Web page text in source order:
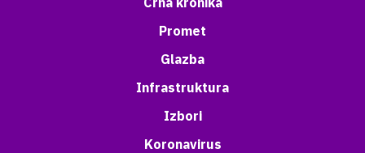
Promet
Glazba
Infrastruktura
Izbori
Koronavirus